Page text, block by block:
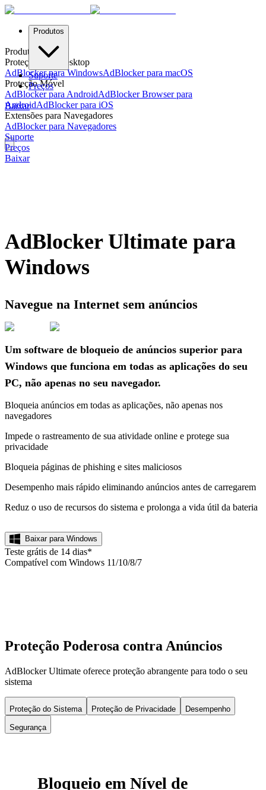
Produtos
Suporte
Preços
Baixar
Produtos
Proteção para Desktop
AdBlocker para WindowsAdBlocker para macOS
Proteção Móvel
AdBlocker para AndroidAdBlocker Browser para
AndroidAdBlocker para iOS
Extensões para Navegadores
AdBlocker para Navegadores
Suporte
Preços
Baixar
AdBlocker Ultimate para
Windows
Navegue na Internet sem anúncios
Um software de bloqueio de anúncios superior para
Windows que funciona em todas as aplicações do seu
PC, não apenas no seu navegador.
Bloqueia anúncios em todas as aplicações, não apenas nos
navegadores
Impede o rastreamento de sua atividade online e protege sua
privacidade
Bloqueia páginas de phishing e sites maliciosos
Desempenho mais rápido eliminando anúncios antes de carregarem
Reduz o uso de recursos do sistema e prolonga a vida útil da bateria
Baixar para Windows
Teste grátis de 14 dias*
Compatível com Windows 11/10/8/7
Proteção Poderosa contra Anúncios
AdBlocker Ultimate oferece proteção abrangente para todo o seu
sistema
Proteção do Sistema Proteção de Privacidade Desempenho
Segurança
Bloqueio em Nível de